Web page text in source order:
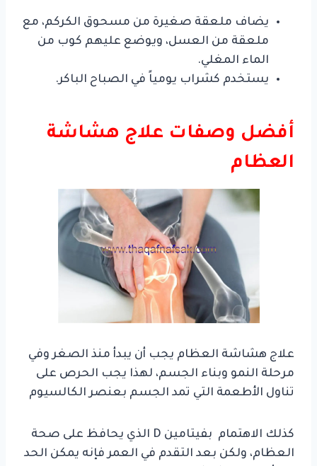
يضاف ملعقة صغيرة من مسحوق الكركم، مع
ملعقة من العسل، ويوضع عليهم كوب من
الماء المغلي.
يستخدم كشراب يومياً في الصباح الباكر.
أفضل وصفات علاج هشاشة
العظام
علاج هشاشة العظام يجب أن يبدأ منذ الصغر وفي
مرحلة النمو وبناء الجسم، لهذا يجب الحرص على
تناول الأطعمة التي تمد الجسم بعنصر الكالسيوم
كذلك الاهتمام بفيتامين D الذي يحافظ على صحة
العظام، ولكن بعد التقدم في العمر فإنه يمكن الحد